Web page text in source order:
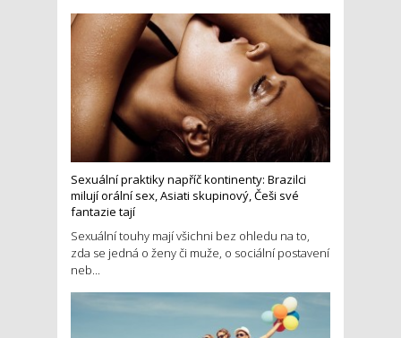
Sexuální praktiky napříč kontinenty: Brazilci
milují orální sex, Asiati skupinový, Češi své
fantazie tají
Sexuální touhy mají všichni bez ohledu na to,
zda se jedná o ženy či muže, o sociální postavení
neb...